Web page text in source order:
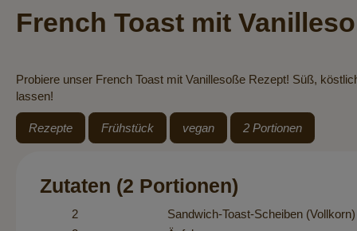
French Toast mit
Probiere unser French Toast mit Vanillesoße Rezept! Süß,
lassen!
Rezepte Frühstück vegan 2 Portionen
Zutaten (2 Portionen)
2
Sandwich-Toast-Scheiben (Vollkorn)